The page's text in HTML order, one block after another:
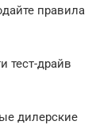
правила
тест-драйв
дилерские